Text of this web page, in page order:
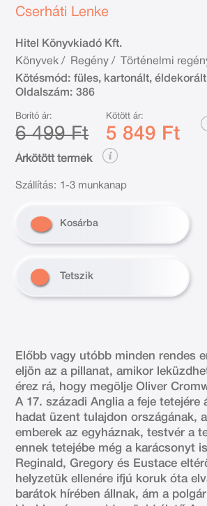
Cserháti Lenke
Hitel Könyvkiadó Kft.
Könyvek / Regény /
Történelmi
Kötésmód: füles, kartonált, éldekorált
Oldalszám: 386
Borító ár:
6 499 Ft
Kötött ár:
5 849 Ft
Árkötött termék
Szállítás: 1-3 munkanap
Kosárba
Tetszik
Előbb vagy utóbb minden rendes
eljön az a pillanat, amikor
érez rá, hogy megölje Oliver
A 17. századi Anglia a feje tetejére
hadat üzent tulajdon országának,
emberek az egyháznak, testvér a
ennek tetejébe még a karácsonyt
Reginald, Gregory és Eustace
helyzetük ellenére ifjú koruk óta
barátok hírében állnak, ám a